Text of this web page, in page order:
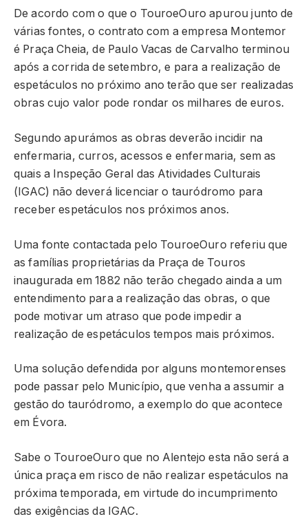
De acordo com o que o TouroeOuro apurou junto de
várias fontes, o contrato com a empresa Montemor
é Praça Cheia, de Paulo Vacas de Carvalho terminou
após a corrida de setembro, e para a realização de
espetáculos no próximo ano terão que ser realizadas
obras cujo valor pode rondar os milhares de euros.
Segundo apurámos as obras deverão incidir na
enfermaria, curros, acessos e enfermaria, sem as
quais a Inspeção Geral das Atividades Culturais
(IGAC) não deverá licenciar o tauródromo para
receber espetáculos nos próximos anos.
Uma fonte contactada pelo TouroeOuro referiu que
as famílias proprietárias da Praça de Touros
inaugurada em 1882 não terão chegado ainda a um
entendimento para a realização das obras, o que
pode motivar um atraso que pode impedir a
realização de espetáculos tempos mais próximos.
Uma solução defendida por alguns montemorenses
pode passar pelo Município, que venha a assumir a
gestão do tauródromo, a exemplo do que acontece
em Évora.
Sabe o TouroeOuro que no Alentejo esta não será a
única praça em risco de não realizar espetáculos na
próxima temporada, em virtude do incumprimento
das exigências da IGAC.